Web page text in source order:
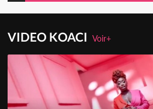
VIDEO KOACIVoir+